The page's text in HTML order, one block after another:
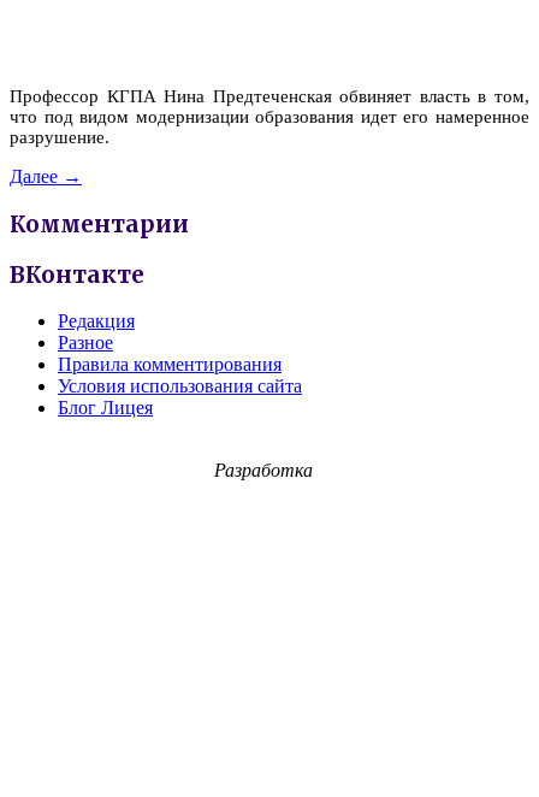
Профессор КГПА Нина Предтеченская обвиняет власть в том,
что под видом модернизации образования идет его намеренное
разрушение.
Далее →
Комментарии
ВКонтакте
Редакция
Разное
Правила комментирования
Условия использования сайта
Блог Лицея
Разработка